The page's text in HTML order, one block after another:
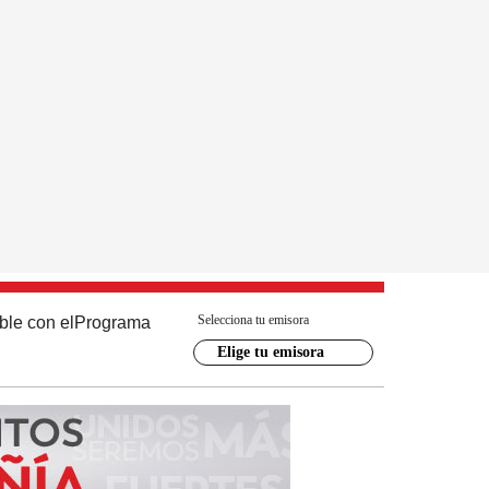
con el Programa Selecciona tu emisora
Elige tu emisora